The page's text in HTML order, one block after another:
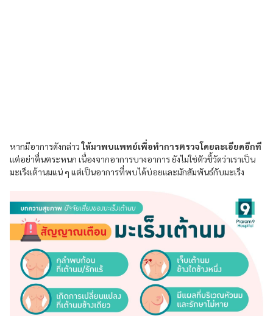
หากมีอาการดังกล่าวให้มาพบแพทย์เพื่อทำการตรวจโดยละเอียดอีกที
แต่อย่าตื่นตระหนก เนื่องจากอาการบางอาการ ยังไม่ใช่ตัวชี้วัดว่าเราเป็น
มะเร็งเต้านมแน่ ๆ แต่เป็นอาการที่พบได้บ่อยและมักสัมพันธ์กับมะเร็ง